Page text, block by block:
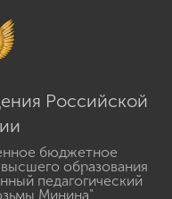
Российской
бюджетное
образования
педагогический
Минина"